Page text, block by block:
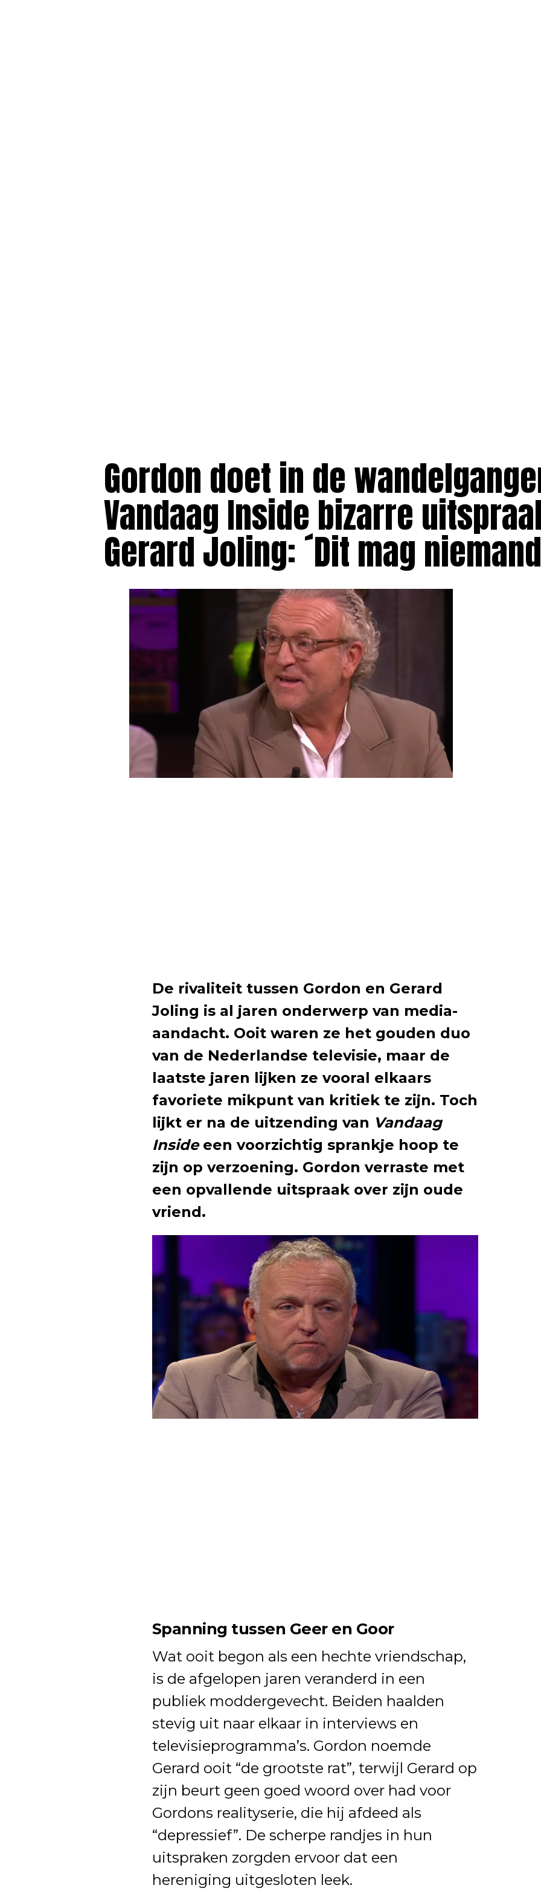
Gordon doet in de
Vandaag Inside bizarre
Gerard Joling: ´Dit mag
De rivaliteit tussen Gordon en Gerard
Joling is al jaren onderwerp van media-
aandacht. Ooit waren ze het gouden duo
van de Nederlandse televisie, maar de
laatste jaren lijken ze vooral elkaars
favoriete mikpunt van kritiek te zijn. Toch
lijkt er na de uitzending van Vandaag
Insideeen voorzichtig sprankje hoop te
zijn op verzoening. Gordon verraste met
een opvallende uitspraak over zijn oude
vriend.
Spanning tussen Geer en Goor
Wat ooit begon als een hechte vriendschap,
is de afgelopen jaren veranderd in een
publiek moddergevecht. Beiden haalden
stevig uit naar elkaar in interviews en
televisieprogramma’s. Gordon noemde
Gerard ooit “de grootste rat”, terwijl Gerard op
zijn beurt geen goed woord over had voor
Gordons realityserie, die hij afdeed als
“depressief”. De scherpe randjes in hun
uitspraken zorgden ervoor dat een
hereniging uitgesloten leek.